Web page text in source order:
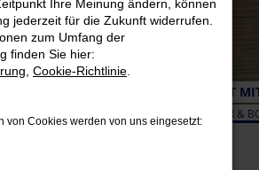
AUTARK PAKET
SPANNUNGSWANDLER &
Ihre Meinung ändern, können
jederzeit für die Zukunft widerrufen.
zum Umfang der
finden Sie hier:
Cookie-Richtlinie
von Cookies werden von uns eingesetzt: